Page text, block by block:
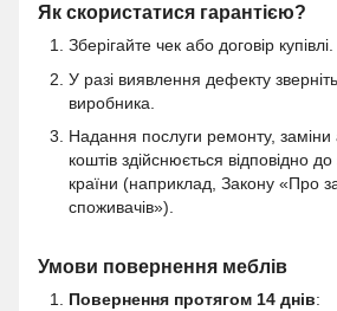
Як скористатися гарантією?
Зберігайте чек або договір купівлі.
У разі виявлення дефекту
виробника.
Надання послуги ремонту,
коштів здійснюється відповідно
країни (наприклад, Закону «Про
споживачів»).
Умови повернення меблів
Повернення протягом 14 днів: